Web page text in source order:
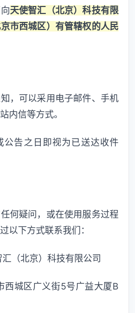
天使智汇（北京）科技有限
市西城区）有管辖权的人民
，可以采用电子邮件、手机
内信等方式。
公告之日即视为已送达收件
何疑问，或在使用服务过程
以下方式联系我们：
（北京）科技有限公司
西城区广义街5号广益大厦B